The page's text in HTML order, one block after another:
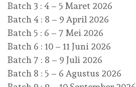
Batch 3 : 4 – 5 Maret 2026
Batch 4 : 8 – 9 April 2026
Batch 5 : 6 – 7 Mei 2026
Batch 6 : 10 – 11 Juni 2026
Batch 7 : 8 – 9 Juli 2026
Batch 8 : 5 – 6 Agustus 2026